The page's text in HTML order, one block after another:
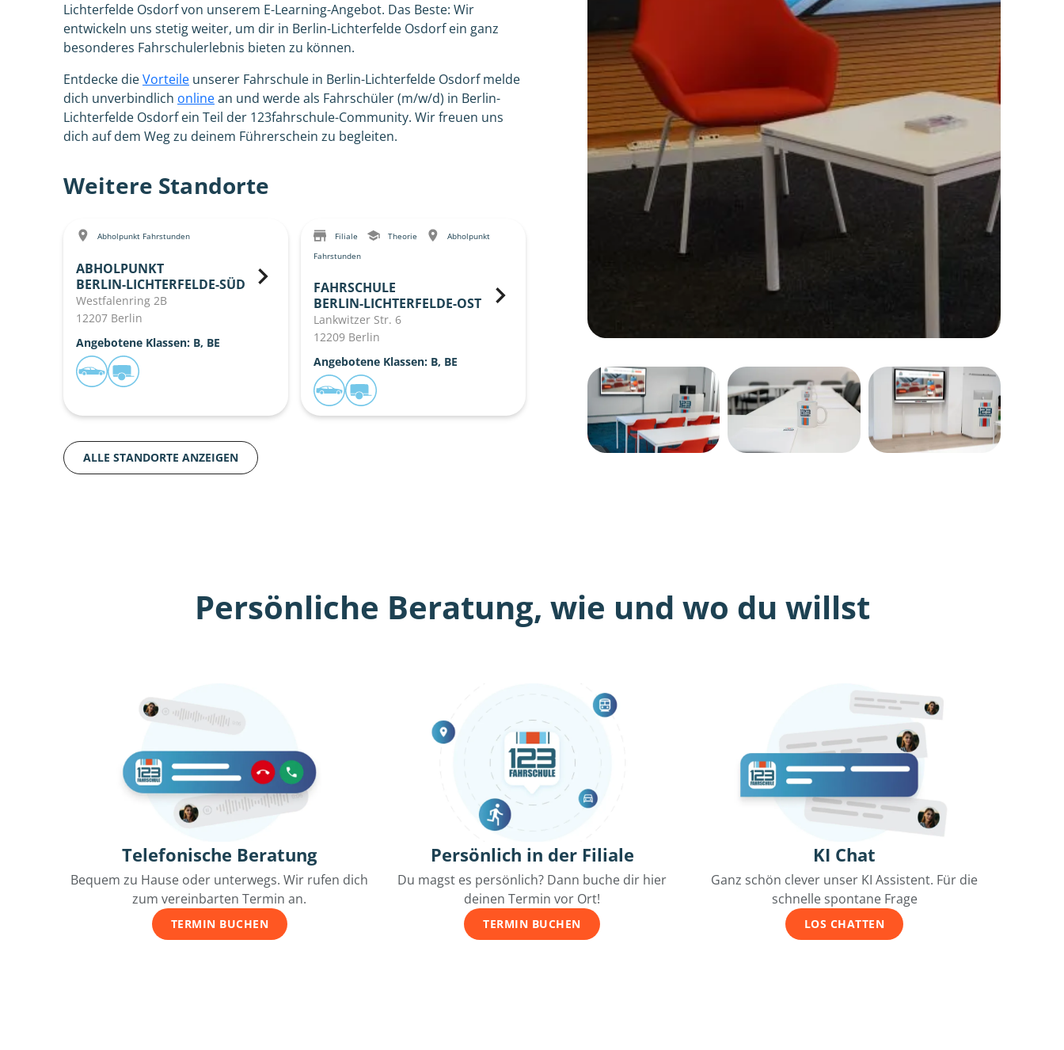
Lichterfelde Osdorf von unserem E-Learning-Angebot. Das Beste: Wir
entwickeln uns stetig weiter, um dir in Berlin-Lichterfelde Osdorf ein ganz
besonderes Fahrschulerlebnis bieten zu können.
Entdecke dieVorteile unserer Fahrschule in Berlin-Lichterfelde Osdorf melde
dich unverbindlich onlinean und werde als Fahrschüler (m/w/d) in Berlin-
Lichterfelde Osdorf ein Teil der 123fahrschule-Community. Wir freuen uns
dich auf dem Weg zu deinem Führerschein zu begleiten.
Weitere Standorte
Abholpunkt Fahrstunden
ABHOLPUNKT
BERLIN-LICHTERFELDE-SÜD
Westfalenring 2B
12207 Berlin
Angebotene Klassen: B, BE
Filiale Theorie
Abholpunkt
Fahrstunden
FAHRSCHULE
BERLIN-LICHTERFELDE-OST
Lankwitzer Str. 6
12209 Berlin
Angebotene Klassen: B, BE
ALLE STANDORTE ANZEIGEN
Persönliche Beratung, wie und wo du willst
Telefonische Beratung
Bequem zu Hause oder unterwegs. Wir rufen dich
zum vereinbarten Termin an.
TERMIN BUCHEN
Persönlich in der Filiale
Du magst es persönlich? Dann buche dir hier
deinen Termin vor Ort!
TERMIN BUCHEN
KI Chat
Ganz schön clever unser KI Assistent. Für die
schnelle spontane Frage
LOS CHATTEN